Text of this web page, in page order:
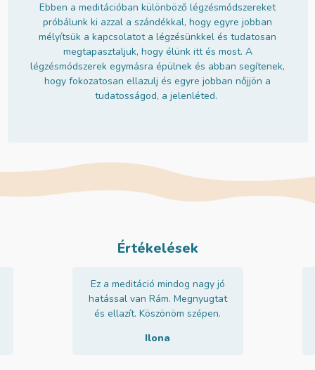
Ebben a meditációban különböző légzésmódszereket
próbálunk ki azzal a szándékkal, hogy egyre jobban
mélyítsük a kapcsolatot a légzésünkkel és tudatosan
megtapasztaljuk, hogy élünk itt és most. A
légzésmódszerek egymásra épülnek és abban segítenek,
hogy fokozatosan ellazulj és egyre jobban nőjjön a
tudatosságod, a jelenléted.
Értékelések
Ez a meditáció mindog nagy jó
hatással van Rám. Megnyugtat
és ellazít. Köszönöm szépen.
Ilona